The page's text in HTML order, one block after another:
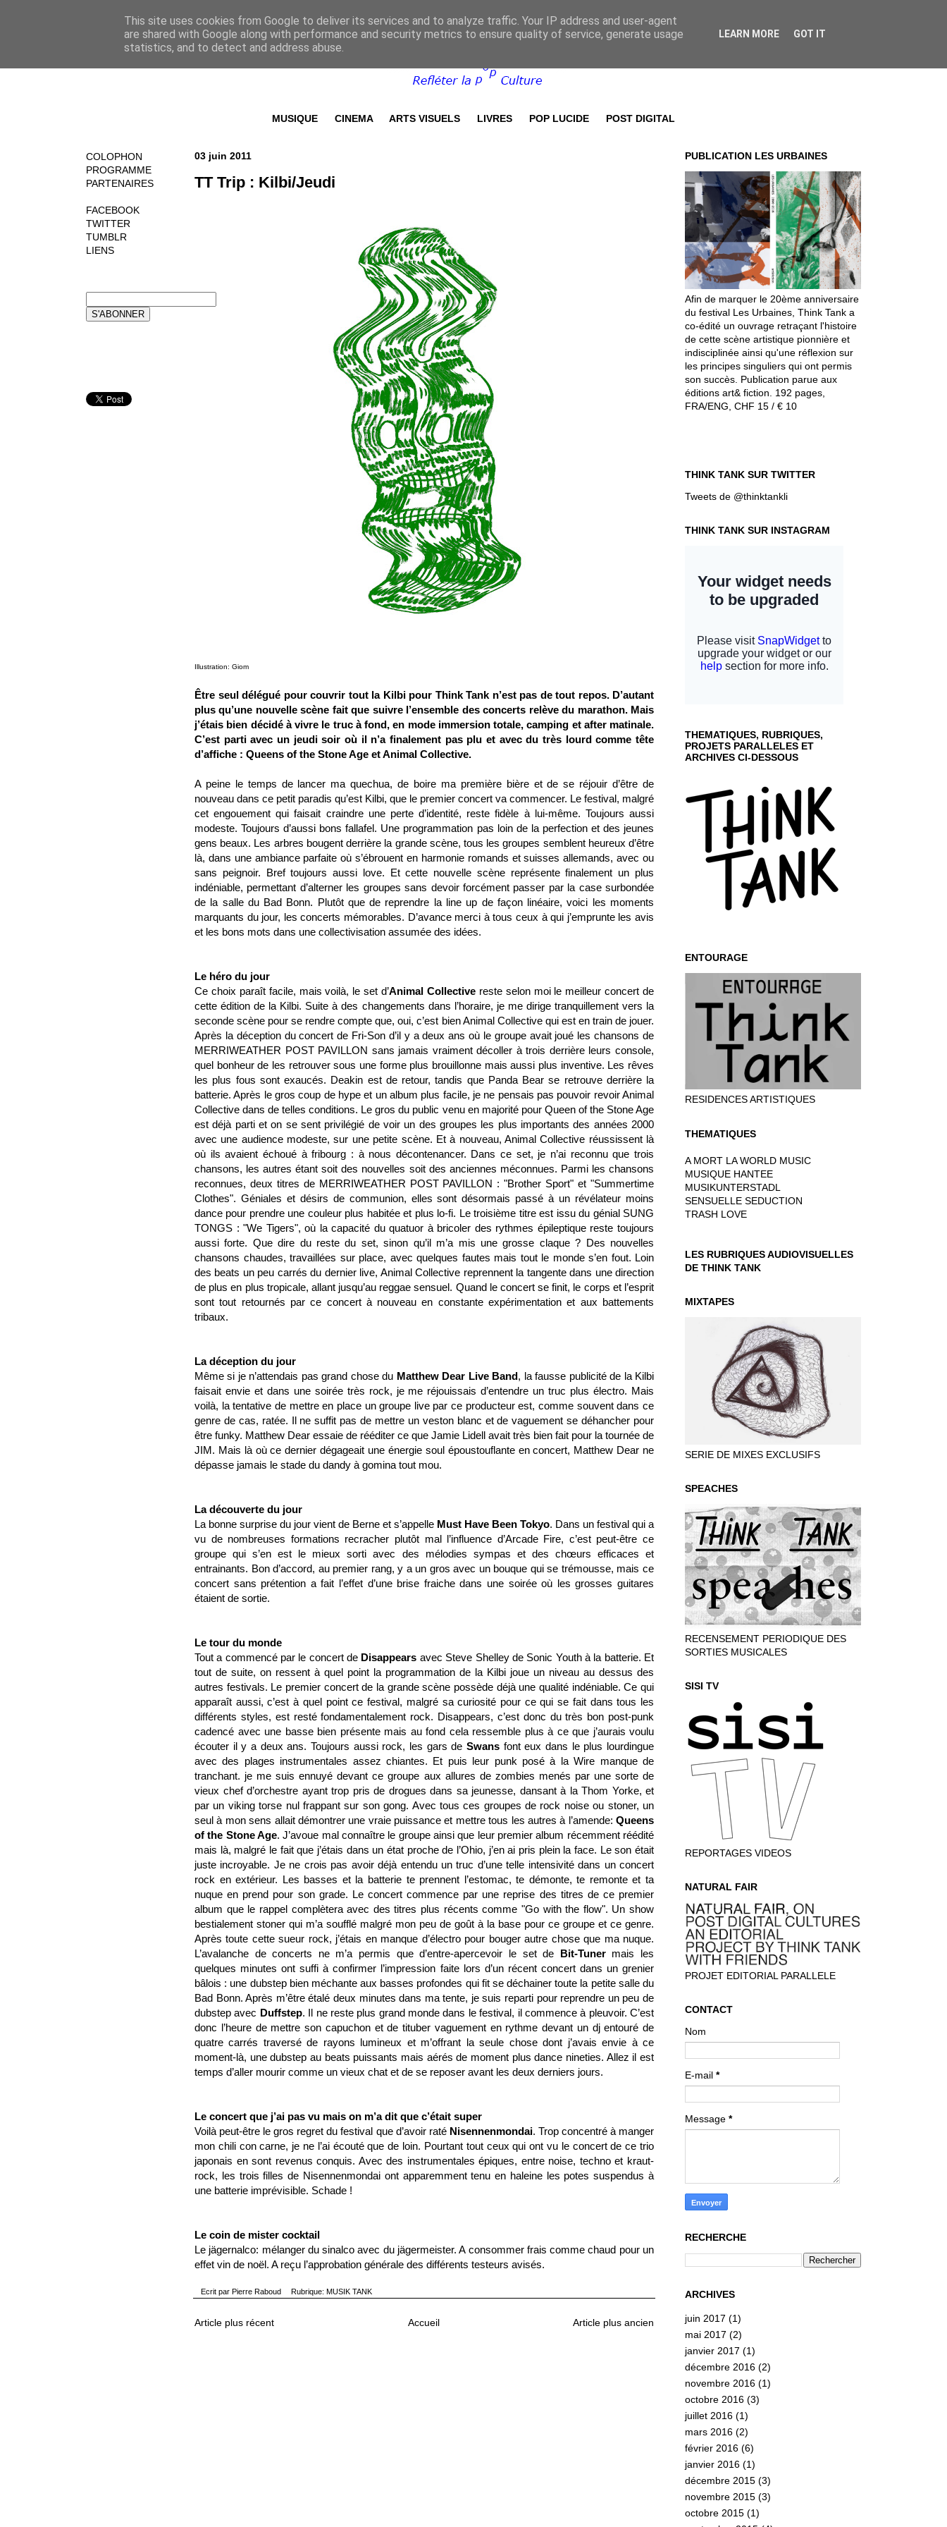
MUSIQUE CINEMA ARTS VISUELS LIVRES POP LUCIDE POST DIGITAL
03 juin 2011
TT Trip : Kilbi/Jeudi
Illustration: Giom
Être seul délégué pour couvrir tout la Kilbi pour Think Tank n’est pas de tout repos. D’autant
plus qu’une nouvelle scène fait que suivre l’ensemble des concerts relève du marathon. Mais
j’étais bien décidé à vivre le truc à fond, en mode immersion totale, camping et after matinale.
C’est parti avec un jeudi soir où il n’a finalement pas plu et avec du très lourd comme tête
d’affiche : Queens of the Stone Age et Animal Collective.
A peine le temps de lancer ma quechua, de boire ma première bière et de se réjouir d’être de
nouveau dans ce petit paradis qu’est Kilbi, que le premier concert va commencer. Le festival, malgré
cet engouement qui faisait craindre une perte d’identité, reste fidèle à lui-même. Toujours aussi
modeste. Toujours d’aussi bons fallafel. Une programmation pas loin de la perfection et des jeunes
gens beaux. Les arbres bougent derrière la grande scène, tous les groupes semblent heureux d’être
là, dans une ambiance parfaite où s’ébrouent en harmonie romands et suisses allemands, avec ou
sans peignoir. Bref toujours aussi love. Et cette nouvelle scène représente finalement un plus
indéniable, permettant d’alterner les groupes sans devoir forcément passer par la case surbondée
de la salle du Bad Bonn. Plutôt que de reprendre la line up de façon linéaire, voici les moments
marquants du jour, les concerts mémorables. D’avance merci à tous ceux à qui j’emprunte les avis
et les bons mots dans une collectivisation assumée des idées.
Le héro du jour
Ce choix paraît facile, mais voilà, le set d’Animal Collectivereste selon moi le meilleur concert de
cette édition de la Kilbi. Suite à des changements dans l’horaire, je me dirige tranquillement vers la
seconde scène pour se rendre compte que, oui, c’est bien Animal Collective qui est en train de jouer.
Après la déception du concert de Fri-Son d’il y a deux ans où le groupe avait joué les chansons de
MERRIWEATHER POST PAVILLON sans jamais vraiment décoller à trois derrière leurs console,
quel bonheur de les retrouver sous une forme plus brouillonne mais aussi plus inventive. Les rêves
les plus fous sont exaucés. Deakin est de retour, tandis que Panda Bear se retrouve derrière la
batterie. Après le gros coup de hype et un album plus facile, je ne pensais pas pouvoir revoir Animal
Collective dans de telles conditions. Le gros du public venu en majorité pour Queen of the Stone Age
est déjà parti et on se sent privilégié de voir un des groupes les plus importants des années 2000
avec une audience modeste, sur une petite scène. Et à nouveau, Animal Collective réussissent là
où ils avaient échoué à fribourg : à nous décontenancer. Dans ce set, je n’ai reconnu que trois
chansons, les autres étant soit des nouvelles soit des anciennes méconnues. Parmi les chansons
reconnues, deux titres de MERRIWEATHER POST PAVILLON : "Brother Sport" et "Summertime
Clothes". Géniales et désirs de communion, elles sont désormais passé à un révélateur moins
dance pour prendre une couleur plus habitée et plus lo-fi. Le troisième titre est issu du génial SUNG
TONGS :"We Tigers", où la capacité du quatuor à bricoler des rythmes épileptique reste toujours
aussi forte. Que dire du reste du set, sinon qu’il m’a mis une grosse claque ? Des nouvelles
chansons chaudes, travaillées sur place, avec quelques fautes mais tout le monde s’en fout. Loin
des beats un peu carrés du dernier live, Animal Collective reprennent la tangente dans une direction
de plus en plus tropicale, allant jusqu’au reggae sensuel. Quand le concert se finit, le corps et l’esprit
sont tout retournés par ce concert à nouveau en constante expérimentation et aux battements
tribaux.
La déception du jour
Même si je n’attendais pas grand chose du Matthew Dear Live Band, la fausse publicité de la Kilbi
faisait envie et dans une soirée très rock, je me réjouissais d’entendre un truc plus électro. Mais
voilà, la tentative de mettre en place un groupe live par ce producteur est, comme souvent dans ce
genre de cas, ratée. Il ne suffit pas de mettre un veston blanc et de vaguement se déhancher pour
être funky. Matthew Dear essaie de rééditer ce que Jamie Lidell avait très bien fait pour la tournée de
JIM. Mais là où ce dernier dégageait une énergie soul époustouflante en concert, Matthew Dear ne
dépasse jamais le stade du dandy à gomina tout mou.
La découverte du jour
La bonne surprise du jour vient de Berne et s’appelle Must Have Been Tokyo. Dans un festival qui a
vu de nombreuses formations recracher plutôt mal l’influence d’Arcade Fire, c’est peut-être ce
groupe qui s’en est le mieux sorti avec des mélodies sympas et des chœurs efficaces et
entrainants. Bon d’accord, au premier rang, y a un gros avec un bouque qui se trémousse, mais ce
concert sans prétention a fait l’effet d’une brise fraiche dans une soirée où les grosses guitares
étaient de sortie.
Le tour du monde
Tout a commencé par le concert de Disappears avec Steve Shelley de Sonic Youth à la batterie. Et
tout de suite, on ressent à quel point la programmation de la Kilbi joue un niveau au dessus des
autres festivals. Le premier concert de la grande scène possède déjà une qualité indéniable. Ce qui
apparaît aussi, c’est à quel point ce festival, malgré sa curiosité pour ce qui se fait dans tous les
différents styles, est resté fondamentalement rock. Disappears, c’est donc du très bon post-punk
cadencé avec une basse bien présente mais au fond cela ressemble plus à ce que j’aurais voulu
écouter il y a deux ans. Toujours aussi rock, les gars de Swans font eux dans le plus lourdingue
avec des plages instrumentales assez chiantes. Et puis leur punk posé à la Wire manque de
tranchant. je me suis ennuyé devant ce groupe aux allures de zombies menés par une sorte de
vieux chef d’orchestre ayant trop pris de drogues dans sa jeunesse, dansant à la Thom Yorke, et
par un viking torse nul frappant sur son gong. Avec tous ces groupes de rock noise ou stoner, un
seul à mon sens allait démontrer une vraie puissance et mettre tous les autres à l’amende: Queens
of the Stone Age. J’avoue mal connaître le groupe ainsi que leur premier album récemment réédité
mais là, malgré le fait que j’étais dans un état proche de l’Ohio, j’en ai pris plein la face. Le son était
juste incroyable. Je ne crois pas avoir déjà entendu un truc d’une telle intensivité dans un concert
rock en extérieur. Les basses et la batterie te prennent l’estomac, te démonte, te remonte et ta
nuque en prend pour son grade. Le concert commence par une reprise des titres de ce premier
album que le rappel complètera avec des titres plus récents comme "Go with the flow". Un show
bestialement stoner qui m’a soufflé malgré mon peu de goût à la base pour ce groupe et ce genre.
Après toute cette sueur rock, j’étais en manque d’électro pour bouger autre chose que ma nuque.
L’avalanche de concerts ne m’a permis que d’entre-apercevoir le set de Bit-Tunermais les
quelques minutes ont suffi à confirmer l’impression faite lors d’un récent concert dans un grenier
bâlois : une dubstep bien méchante aux basses profondes qui fit se déchainer toute la petite salle du
Bad Bonn. Après m’être étalé deux minutes dans ma tente, je suis reparti pour reprendre un peu de
dubstep avec Duffstep. Il ne reste plus grand monde dans le festival, il commence à pleuvoir. C’est
donc l’heure de mettre son capuchon et de tituber vaguement en rythme devant un dj entouré de
quatre carrés traversé de rayons lumineux et m’offrant la seule chose dont j’avais envie à ce
moment-là, une dubstep au beats puissants mais aérés de moment plus dance nineties. Allez il est
temps d’aller mourir comme un vieux chat et de se reposer avant les deux derniers jours.
Le concert que j’ai pas vu mais on m’a dit que c’était super
Voilà peut-être le gros regret du festival que d’avoir raté Nisennenmondai. Trop concentré à manger
mon chili con carne, je ne l’ai écouté que de loin. Pourtant tout ceux qui ont vu le concert de ce trio
japonais en sont revenus conquis. Avec des instrumentales épiques, entre noise, techno et kraut-
rock, les trois filles de Nisennenmondai ont apparemment tenu en haleine les potes suspendus à
une batterie imprévisible. Schade !
Le coin de mister cocktail
Le jägernalco: mélanger du sinalco avec du jägermeister. A consommer frais comme chaud pour un
effet vin de noël. A reçu l’approbation générale des différents testeurs avisés.
Ecrit par Pierre Raboud Rubrique: MUSIK TANK
Article plus récent Article plus ancien
Accueil
COLOPHON
PROGRAMME
PARTENAIRES
FACEBOOK
TWITTER
TUMBLR
LIENS
PUBLICATION LES URBAINES
Afin de marquer le 20ème anniversaire
du festival Les Urbaines, Think Tank a
co-édité un ouvrage retraçant l'histoire
de cette scène artistique pionnière et
indisciplinée ainsi qu'une réflexion sur
les principes singuliers qui ont permis
son succès. Publication parue aux
éditions art& fiction. 192 pages,
FRA/ENG, CHF 15 / € 10
THINK TANK SUR TWITTER
Tweets de @thinktankli
THINK TANK SUR INSTAGRAM
THEMATIQUES, RUBRIQUES,
PROJETS PARALLELES ET
ARCHIVES CI-DESSOUS
ENTOURAGE
RESIDENCES ARTISTIQUES
THEMATIQUES
A MORT LA WORLD MUSIC
MUSIQUE HANTEE
MUSIKUNTERSTADL
SENSUELLE SEDUCTION
TRASH LOVE
LES RUBRIQUES AUDIOVISUELLES
DE THINK TANK
MIXTAPES
SERIE DE MIXES EXCLUSIFS
SPEACHES
RECENSEMENT PERIODIQUE DES
SORTIES MUSICALES
SISI TV
REPORTAGES VIDEOS
NATURAL FAIR
PROJET EDITORIAL PARALLELE
CONTACT
Nom
E-mail *
Message *
RECHERCHE
ARCHIVES
juin 2017 (1)
mai 2017 (2)
janvier 2017 (1)
décembre 2016 (2)
novembre 2016 (1)
octobre 2016 (3)
juillet 2016 (1)
mars 2016 (2)
février 2016 (6)
janvier 2016 (1)
décembre 2015 (3)
novembre 2015 (3)
octobre 2015 (1)
This site uses cookies from Google to deliver its services and to analyze traffic. Your IP address and user-agent
are shared with Google along with performance and security metrics to ensure quality of service, generate usage
statistics, and to detect and address abuse.
LEARN MORE GOT IT